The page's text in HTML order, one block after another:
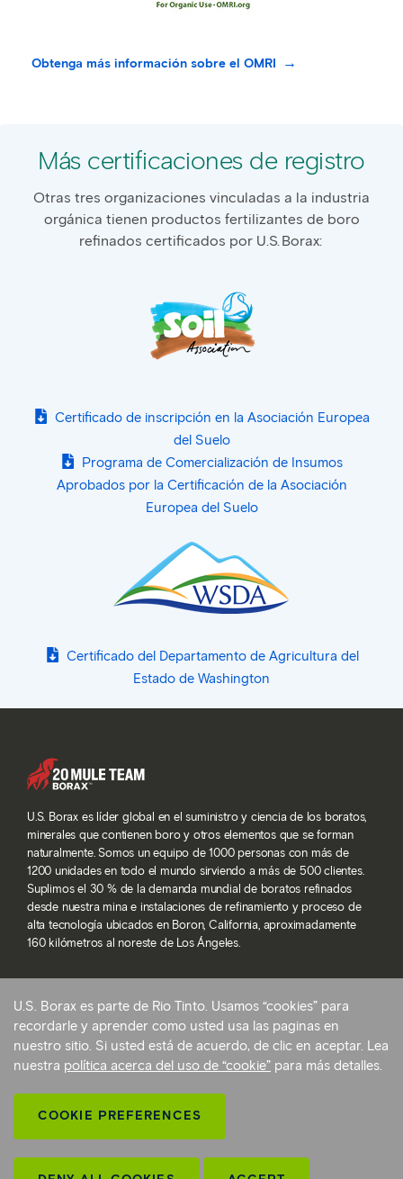
Obtenga más información sobre el OMRI
Más certificaciones de registro
Otras tres organizaciones vinculadas a la industria
orgánica tienen productos fertilizantes de boro
refinados certificados por U.S. Borax:
Certificado de inscripción en la Asociación Europea
del Suelo
Programa de Comercialización de Insumos
Aprobados por la Certificación de la Asociación
Europea del Suelo
Certificado del Departamento de Agricultura del
Estado de Washington
U.S. Borax es líder global en el suministro y ciencia de los boratos,
minerales que contienen boro y otros elementos que se forman
naturalmente. Somos un equipo de 1000 personas con más de
1200 unidades en todo el mundo sirviendo a más de 500 clientes.
Suplimos el 30 % de la demanda mundial de boratos refinados
desde nuestra mina e instalaciones de refinamiento y proceso de
alta tecnología ubicados en Boron, California, aproximadamente
160 kilómetros al noreste de Los Ángeles.
© 2026 Rio Tinto. Todos los derechos reservados.
Términos de servicio
Politica de privacidad y configuraciones de cookies
Volver arriba
U.S. Borax es parte de Rio Tinto. Usamos “cookies” para
recordarle y aprender como usted usa las paginas en
nuestro sitio. Si usted está de acuerdo, de clic en aceptar. Lea
nuestra política acerca del uso de “cookie” para más detalles.
COOKIE PREFERENCES